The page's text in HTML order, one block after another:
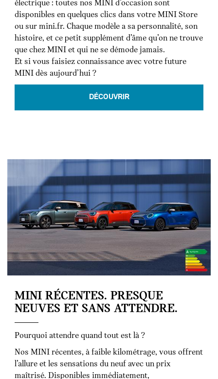
électrique : toutes nos MINI d’occasion sont
disponibles en quelques clics dans votre MINI Store
ou sur mini.fr. Chaque modèle a sa personnalité, son
histoire, et ce petit supplément d’âme qu’on ne trouve
que chez MINI et qui ne se démode jamais.
Et si vous faisiez connaissance avec votre future
MINI dès aujourd’hui ?
DÉCOUVRIR
MINI RÉCENTES. PRESQUE
NEUVES ET SANS ATTENDRE.
Pourquoi attendre quand tout est là ?
Nos MINI récentes, à faible kilométrage, vous offrent
l’allure et les sensations du neuf avec un prix
maîtrisé. Disponibles immédiatement,